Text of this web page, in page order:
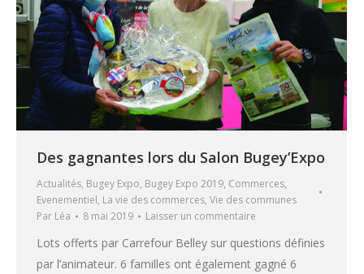
Des gagnantes lors du Salon Bugey’Expo
Actualités, Bugey Expo, Bugey Expo 2019, Commerces,
Evenementiel, La vie des commerces, Vie des communes
Par Léa 8 mai 2019 Laisser un commentaire
Lots offerts par Carrefour Belley sur questions définies
par l’animateur. 6 familles ont également gagné 6